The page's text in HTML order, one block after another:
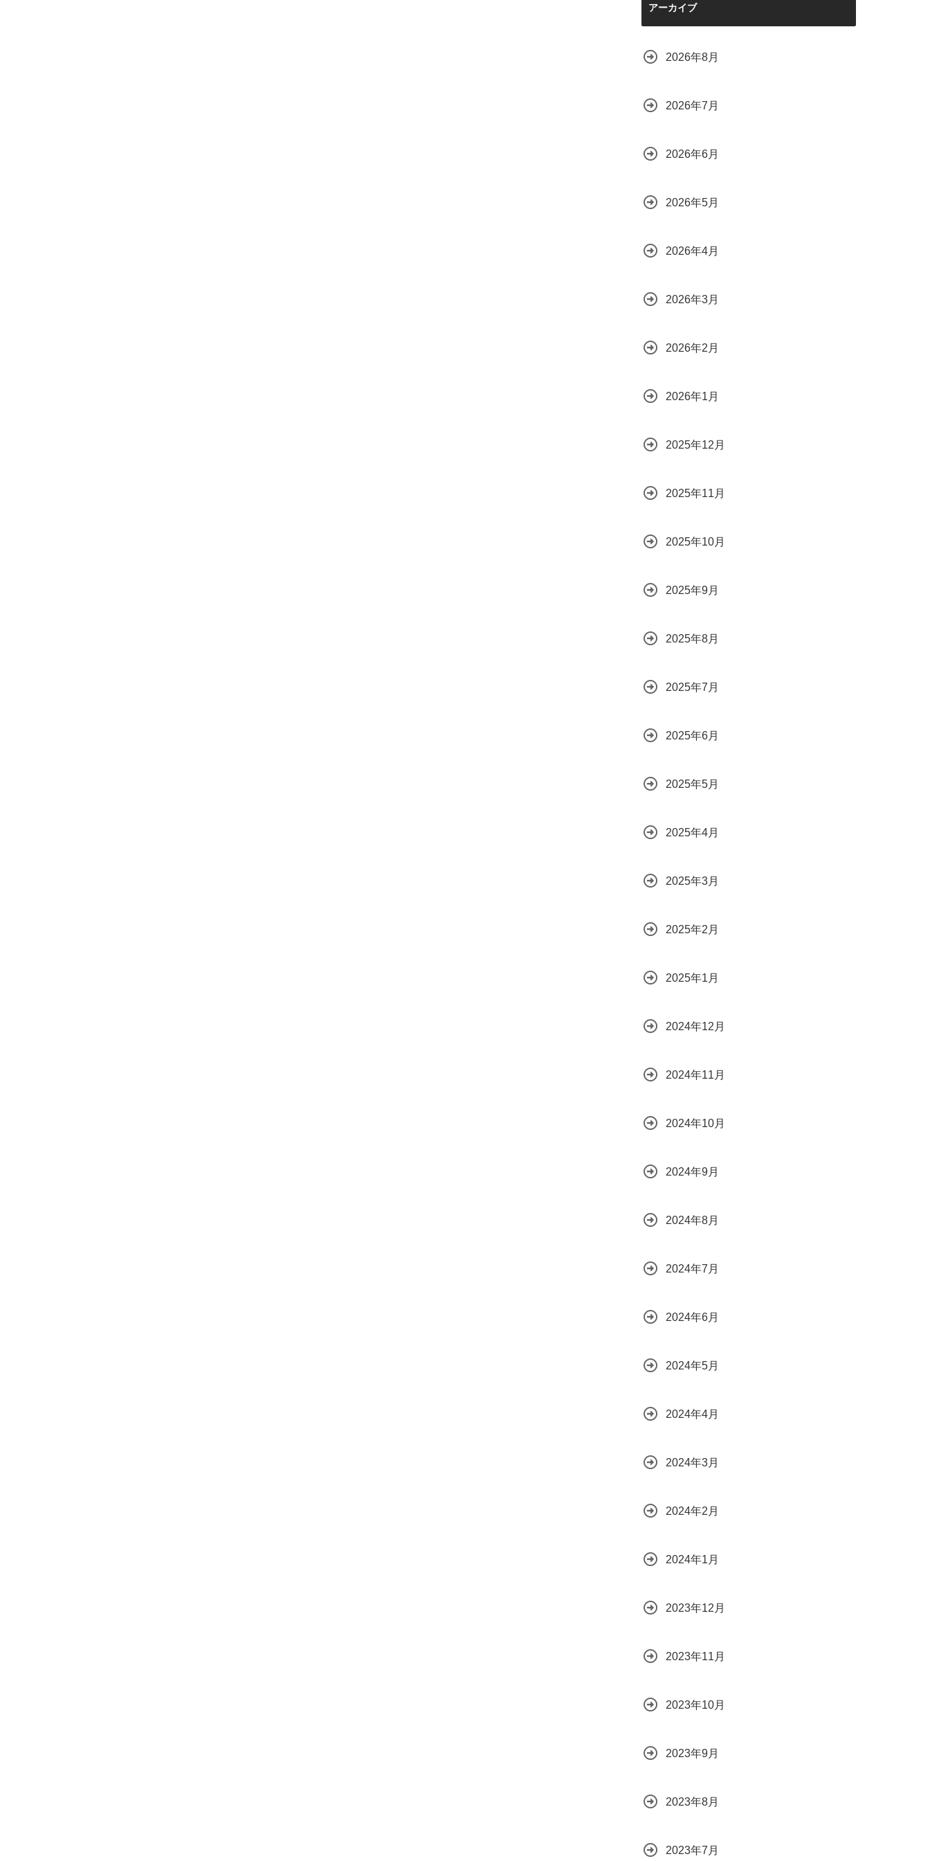
アーカイブ
2026年8月
2026年7月
2026年6月
2026年5月
2026年4月
2026年3月
2026年2月
2026年1月
2025年12月
2025年11月
2025年10月
2025年9月
2025年8月
2025年7月
2025年6月
2025年5月
2025年4月
2025年3月
2025年2月
2025年1月
2024年12月
2024年11月
2024年10月
2024年9月
2024年8月
2024年7月
2024年6月
2024年5月
2024年4月
2024年3月
2024年2月
2024年1月
2023年12月
2023年11月
2023年10月
2023年9月
2023年8月
2023年7月